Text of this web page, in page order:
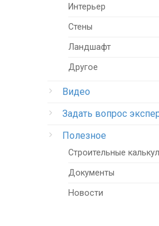
Интерьер
Стены
Ландшафт
Другое
Видео
Задать вопрос
Полезное
Строительные
Документы
Новости